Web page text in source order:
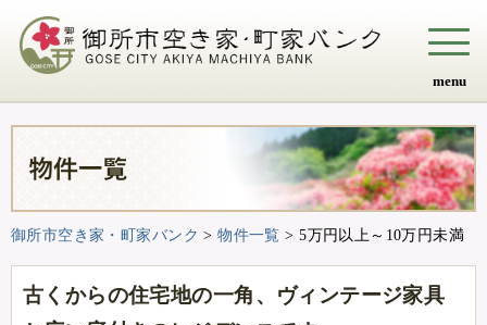
menu
御所市空き家・町家バンク >物件一覧 >5万円以上～10万円未満
古くからの住宅地の一角、ヴィンテージ家具